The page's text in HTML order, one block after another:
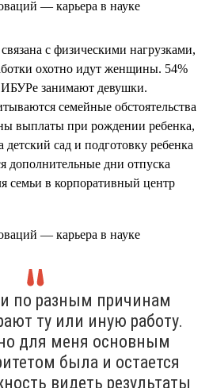
с физическими нагрузками,
охотно идут женщины. 54%
занимают девушки.
семейные обстоятельства
выплаты при рождении ребенка,
сад и подготовку ребенка
дополнительные дни отпуска
семьи в корпоративный центр
по разным причинам
ту или иную работу.
для меня основным
была и остается
видеть результаты